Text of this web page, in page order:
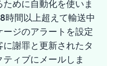
めに自動化を使いま
時間以上超えて輸送中
ジのアラートを設定
謝罪と更新されたタ
ィブにメールしま